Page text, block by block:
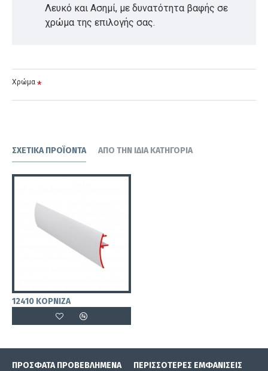
Λευκό και Ασημί, με δυνατότητα βαφής σε
χρώμα της επιλογής σας.
Χρώμα
ΣΧΕΤΙΚΆ ΠΡΟΪΌΝΤΑ ΑΠΌ ΤΗΝ ΊΔΙΑ ΚΑΤΗΓΟΡΊΑ
12410 ΚΟΡΝΙΖΑ
ΠΡΌΣΦΑΤΑ ΠΡΟΒΕΒΛΗΜΈΝΑ ΠΕΡΙΣΣΌΤΕΡΕΣ ΕΜΦΑΝΊΣΕΙΣ